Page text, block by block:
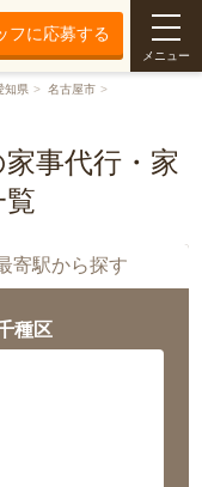
フに応募する
メニュー
知県
名古屋市
事代行・家
覧
寄駅から探す
種区